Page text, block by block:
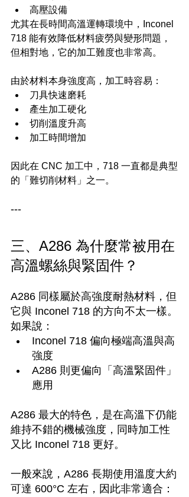
高壓設備
尤其在長時間高溫運轉環境中，Inconel
718 能有效降低材料疲勞與變形問題，
但相對地，它的加工難度也非常高。
由於材料本身強度高，加工時容易：
刀具快速磨耗
產生加工硬化
切削溫度升高
加工時間增加
因此在 CNC 加工中，718 一直都是典型
的「難切削材料」之一。
---
三、A286 為什麼常被用在
高溫螺絲與緊固件？
A286 同樣屬於高強度耐熱材料，但
它與 Inconel 718 的方向不太一樣。
如果說：
Inconel 718 偏向極端高溫與高
強度
A286 則更偏向「高溫緊固件」
應用
A286 最大的特色，是在高溫下仍能
維持不錯的機械強度，同時加工性
又比 Inconel 718 更好。
一般來說，A286 長期使用溫度大約
可達 600°C 左右，因此非常適合：